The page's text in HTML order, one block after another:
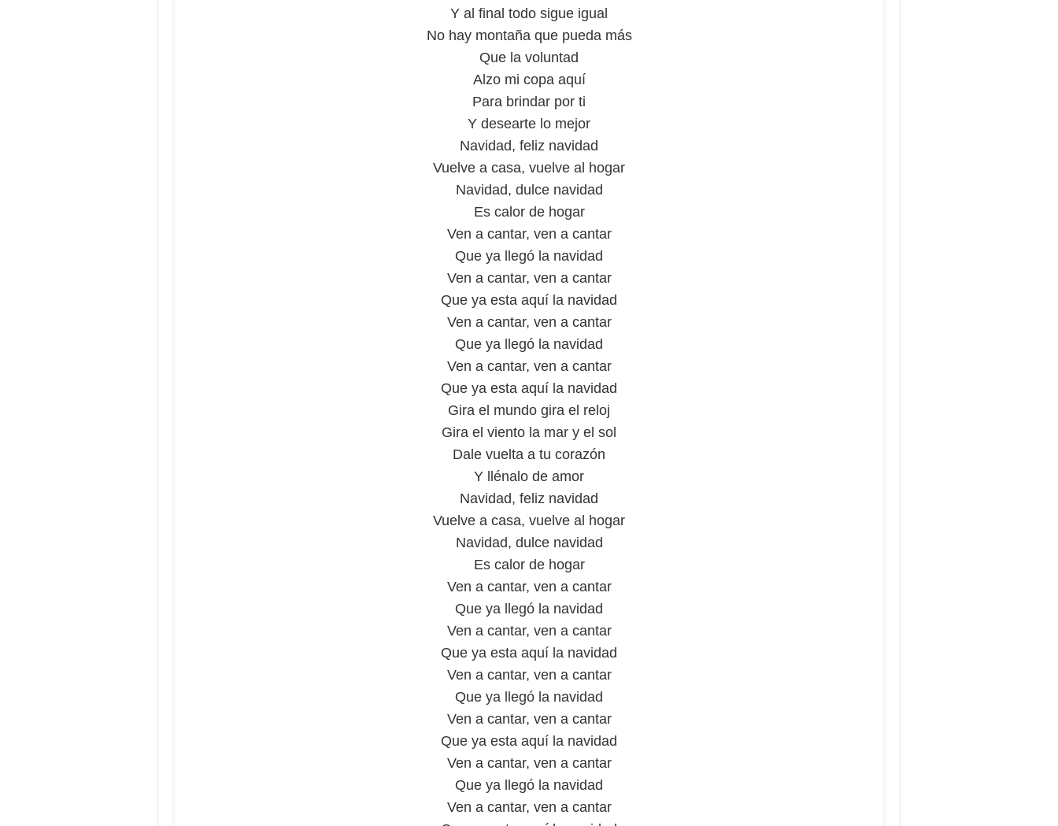
Y al final todo sigue igual
No hay montaña que pueda más
Que la voluntad
Alzo mi copa aquí
Para brindar por ti
Y desearte lo mejor
Navidad, feliz navidad
Vuelve a casa, vuelve al hogar
Navidad, dulce navidad
Es calor de hogar
Ven a cantar, ven a cantar
Que ya llegó la navidad
Ven a cantar, ven a cantar
Que ya esta aquí la navidad
Ven a cantar, ven a cantar
Que ya llegó la navidad
Ven a cantar, ven a cantar
Que ya esta aquí la navidad
Gira el mundo gira el reloj
Gira el viento la mar y el sol
Dale vuelta a tu corazón
Y llénalo de amor
Navidad, feliz navidad
Vuelve a casa, vuelve al hogar
Navidad, dulce navidad
Es calor de hogar
Ven a cantar, ven a cantar
Que ya llegó la navidad
Ven a cantar, ven a cantar
Que ya esta aquí la navidad
Ven a cantar, ven a cantar
Que ya llegó la navidad
Ven a cantar, ven a cantar
Que ya esta aquí la navidad
Ven a cantar, ven a cantar
Que ya llegó la navidad
Ven a cantar, ven a cantar